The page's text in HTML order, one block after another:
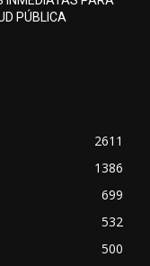
PÚBLICA
2611
1386
699
532
500